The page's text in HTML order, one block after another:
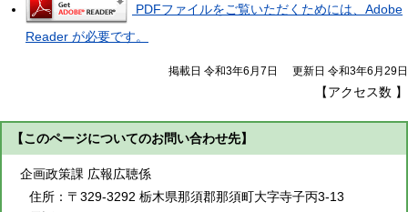
PDFファイルをご覧いただくためには、Adobe
Reader が必要です。
掲載日 令和3年6月7日 更新日 令和3年6月29日
【アクセス数 】
【このページについてのお問い合わせ先】
企画政策課 広報広聴係
住所： 〒329-3292 栃木県那須郡那須町大字寺子丙3-13